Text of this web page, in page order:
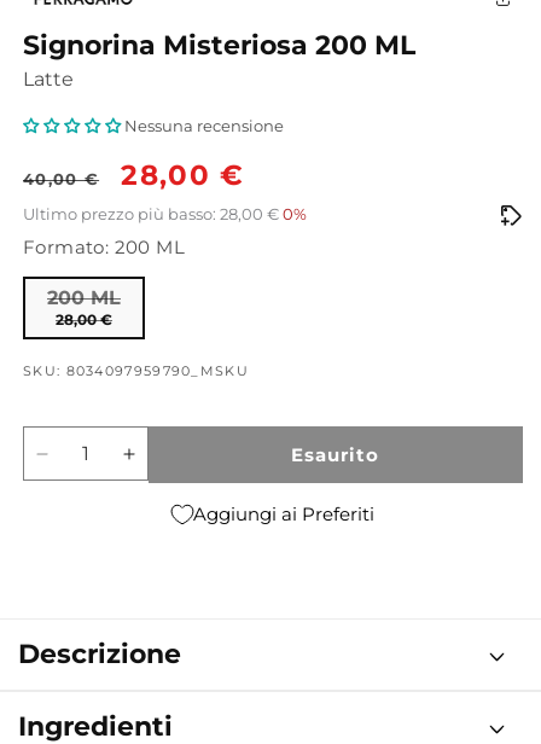
in
modale
Signorina Misteriosa 200 ML
Latte
Nessuna recensione
Prezzo
di
listino
40,00 €
Prezzo
scontato
28,00 €
Ultimo prezzo più basso: 28,00 €0%
Formato: 200 ML
200 ML
28,00 €
SKU: 8034097959790_MSKU
DiminuisciAumenta
quantità
Esaurito
Aggiungi ai Preferiti
Descrizione
Ingredienti